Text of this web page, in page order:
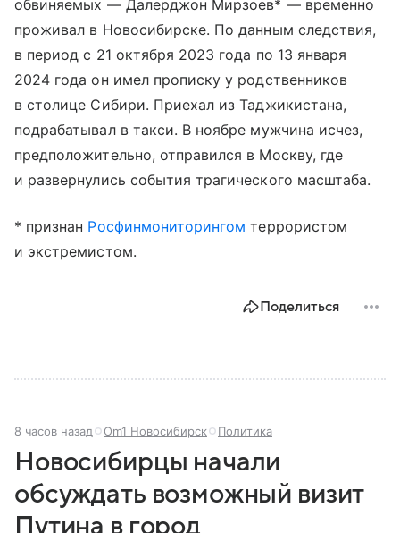
обвиняемых — Далерджон Мирзоев* — временно
проживал в Новосибирске. По данным следствия,
в период с 21 октября 2023 года по 13 января
2024 года он имел прописку у родственников
в столице Сибири. Приехал из Таджикистана,
подрабатывал в такси. В ноябре мужчина исчез,
предположительно, отправился в Москву, где
и развернулись события трагического масштаба.
* признан Росфинмониторингом террористом
и экстремистом.
Поделиться
8 часов назад Om1 Новосибирск Политика
Новосибирцы начали
обсуждать возможный визит
Путина в город